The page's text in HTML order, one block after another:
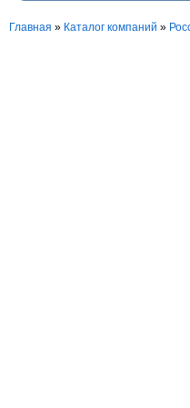
Главная » Каталог компаний »